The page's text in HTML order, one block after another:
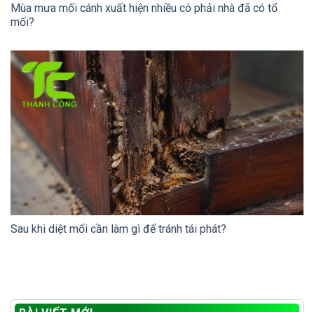
Mùa mưa mối cánh xuất hiện nhiều có phải nhà đã có tổ
mối?
Sau khi diệt mối cần làm gì để tránh tái phát?